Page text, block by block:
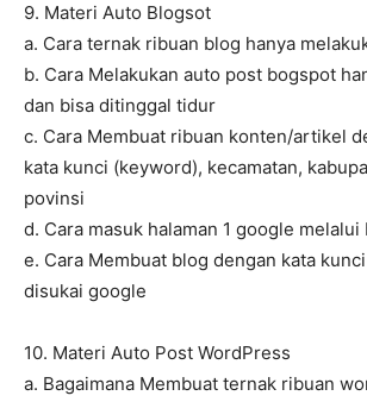
9. Materi Auto Blogsot
a. Cara ternak ribuan blog hanya
b. Cara Melakukan auto post bogspot
dan bisa ditinggal tidur
c. Cara Membuat ribuan konten/artikel
kata kunci (keyword), kecamatan,
povinsi
d. Cara masuk halaman 1 google
e. Cara Membuat blog dengan kata
disukai google
10. Materi Auto Post WordPress
a. Bagaimana Membuat ternak ribuan